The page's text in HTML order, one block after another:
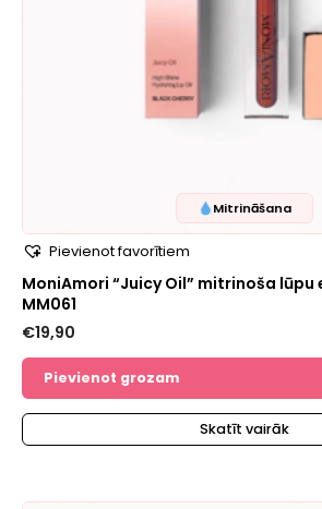
Mitrināšana
Pievienot favorītiem
MoniAmori “Juicy Oil” mitrinoša lūpu
MM061
€19,90
Pievienot grozam
Skatīt vairāk